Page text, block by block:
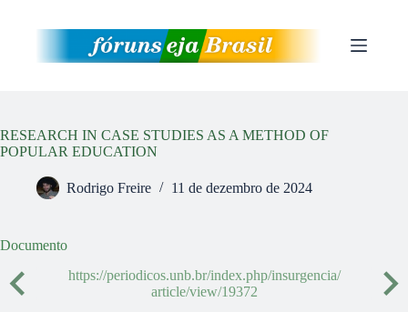
RESEARCH IN CASE STUDIES AS A METHOD OF
POPULAR EDUCATION
Rodrigo Freire 11 de dezembro de 2024
Documento
https://periodicos.unb.br/index.php/insurgencia/
article/view/19372